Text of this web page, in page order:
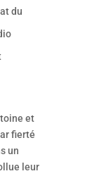
du
et
fierté
un
leur